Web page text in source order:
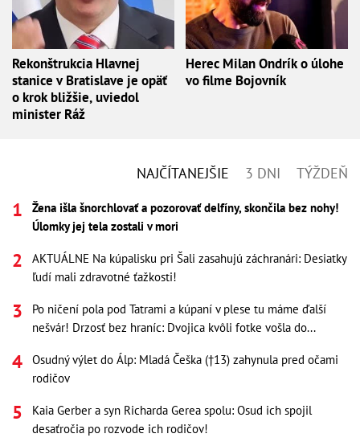
Rekonštrukcia Hlavnej
stanice v Bratislave je opäť
o krok bližšie, uviedol
minister Ráž
Herec Milan Ondrík o úlohe
vo filme Bojovník
NAJČÍTANEJŠIE 3 DNI TÝŽDEŇ
Žena išla šnorchlovať a pozorovať delfíny, skončila bez nohy!
Úlomky jej tela zostali v mori
AKTUÁLNE Na kúpalisku pri Šali zasahujú záchranári: Desiatky
ľudí mali zdravotné ťažkosti!
Po ničení pola pod Tatrami a kúpaní v plese tu máme ďalší
nešvár! Drzosť bez hraníc: Dvojica kvôli fotke vošla do...
Osudný výlet do Álp: Mladá Češka (†13) zahynula pred očami
rodičov
Kaia Gerber a syn Richarda Gerea spolu: Osud ich spojil
desaťročia po rozvode ich rodičov!